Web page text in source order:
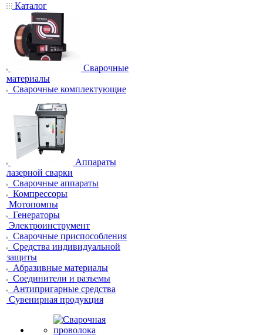
Каталог
Сварочные
материалы
Сварочные комплектующие
Аппараты
лазерной сварки
Сварочные аппараты
Компрессоры
Мотопомпы
Генераторы
Электроинструмент
Сварочные приспособления
Средства индивидуальной
защиты
Абразивные материалы
Соединители и разъемы
Антипригарные средства
Сувенирная продукция